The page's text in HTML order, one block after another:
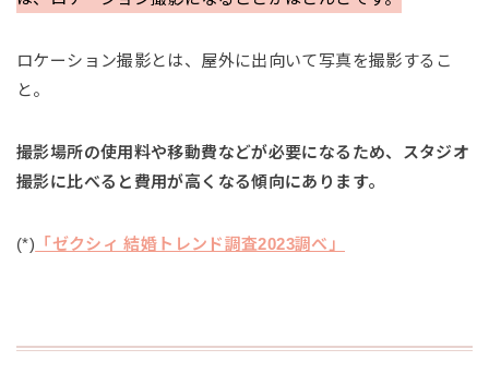
ロケーション撮影とは、屋外に出向いて写真を撮影するこ
と。
撮影場所の使用料や移動費などが必要になるため、スタジオ
撮影に比べると費用が高くなる傾向にあります。
(*) 「ゼクシィ 結婚トレンド調査2023調べ」